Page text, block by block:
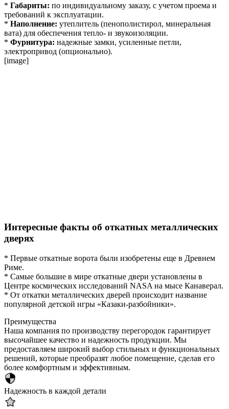
* Габариты: по индивидуальному заказу, с учетом проема и
требований к эксплуатации.
* Наполнение: утеплитель (пенополистирол, минеральная
вата) для обеспечения тепло- и звукоизоляции.
* Фурнитура: надежные замки, усиленные петли,
электропривод (опционально).
[image]
Интересные факты об откатных металлических
дверях
* Первые откатные ворота были изобретены еще в Древнем
Риме.
* Самые большие в мире откатные двери установлены в
Центре космических исследований NASA на мысе Канаверал.
* От откатки металлических дверей происходит название
популярной детской игры «Казаки-разбойники».
Преимущества
Наша компания по производству перегородок гарантирует
высочайшее качество и надежность продукции. Мы
предоставляем широкий выбор стильных и функциональных
решений, которые преобразят любое помещение, сделав его
более комфортным и эффективным.
Надежность в каждой детали